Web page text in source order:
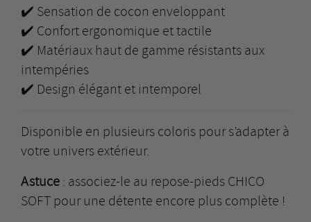
✔️ Sensation de cocon enveloppant
✔️ Confort ergonomique et tactile
✔️ Matériaux haut de gamme résistants aux
intempéries
✔️ Design élégant et intemporel
Disponible en plusieurs coloris pour s’adapter à
votre univers extérieur.
Astuce : associez-le au repose-pieds CHICO
SOFT pour une détente encore plus complète !